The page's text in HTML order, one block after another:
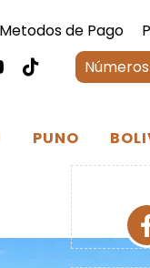
Metodos de Pago
PUNO